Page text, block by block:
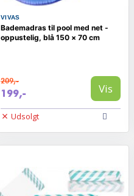
VIVAS
Bademadras til pool med net -
oppustelig, blå 150 × 70 cm
209,-
199,- Vis
Udsolgt